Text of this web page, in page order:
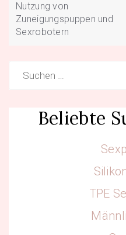
Nutzung von
Zuneigungspuppen und
Sexrobotern
nach:
Beliebte
TPE